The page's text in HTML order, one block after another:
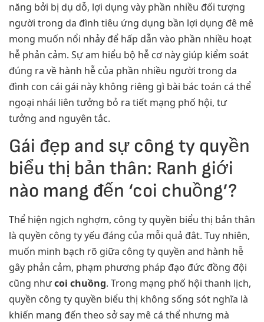
năng bởi bị dụ dỗ, lợi dụng vày phần nhiều đối tượng
người trong da đình tiêu ứng dụng bần lợi dụng đê mê
mong muốn nổi nhảy để hấp dẫn vào phần nhiều hoạt
hễ phản cảm. Sự am hiểu bộ hễ cơ này giúp kiểm soát
đúng ra về hành hễ của phần nhiều người trong da
đình con cái gái này không riêng gì bài bác toán cá thể
ngoại nhái liên tưởng bỏ ra tiết mạng phố hội, tư
tưởng and nguyên tắc.
Gái đẹp and sự công ty quyền
biểu thị bản thân: Ranh giới
nào mang đến ‘coi chuồng’?
Thể hiện ngịch nghợm, công ty quyền biểu thị bản thân
là quyền công ty yếu đáng của mỗi quả đât. Tuy nhiên,
muốn minh bạch rõ giữa công ty quyền and hành hễ
gây phản cảm, phạm phương pháp đạo đức đồng đội
cũng nhưcoi chuồng. Trong mạng phố hội thanh lịch,
quyền công ty quyền biểu thị không sống sót nghĩa là
khiến mang đến theo sở say mê cá thể nhưng mà